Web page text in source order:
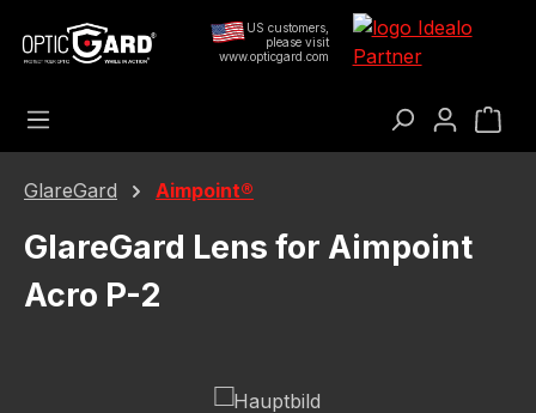
Preskoči na glavni sadržaj US customers,
please visit
www.opticgard.com
GlareGard Aimpoint®
GlareGard Lens for Aimpoint
Acro P-2
Preskoči galeriju slika